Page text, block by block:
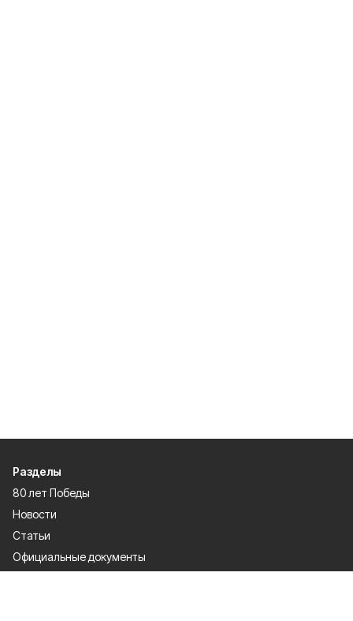
Разделы
80 лет Победы
Новости
Статьи
Официальные документы